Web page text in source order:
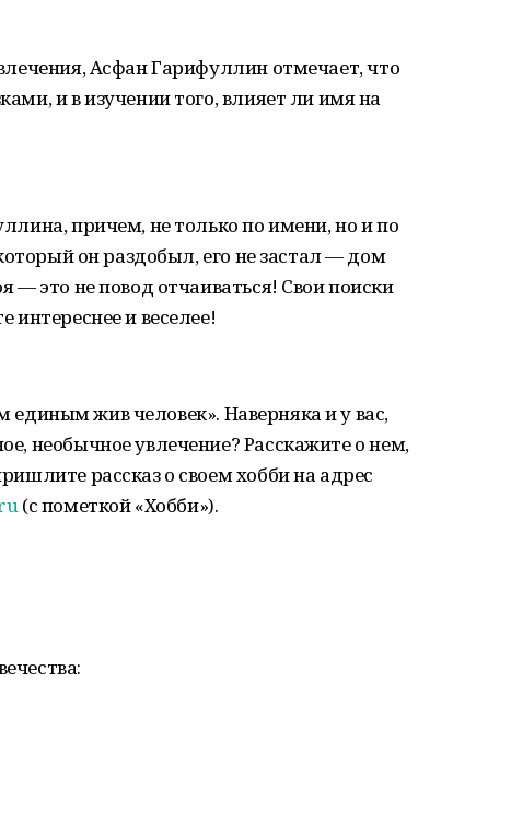
Асфан Гарифуллин отмечает, что
и в изучении того, влияет ли имя на
причем, не только по имени, но и по
он раздобыл, его не застал — дом
— это не повод отчаиваться! Свои поиски
интереснее и веселее!
единым жив человек». Наверняка и у вас,
необычное увлечение? Расскажите о нем,
рассказ о своем хобби на адрес
(с пометкой «Хобби»).